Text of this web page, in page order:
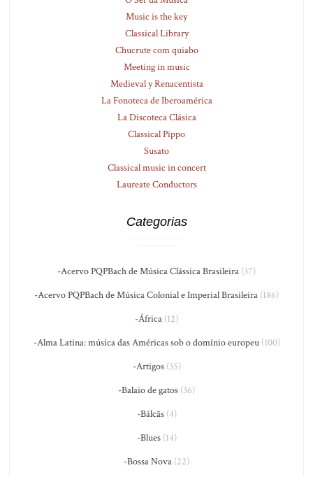
Music is the key
Classical Library
Chucrute com quiabo
Meeting in music
Medieval y Renacentista
La Fonoteca de Iberoamérica
La Discoteca Clásica
Classical Pippo
Susato
Classical music in concert
Laureate Conductors
Categorias
-Acervo PQPBach de Música Clássica Brasileira (37)
-Acervo PQPBach de Música Colonial e Imperial Brasileira (186)
-África (12)
-Alma Latina: música das Américas sob o domínio europeu(100)
-Artigos(35)
-Balaio de gatos (36)
-Bálcãs(4)
-Blues(14)
-Bossa Nova (22)